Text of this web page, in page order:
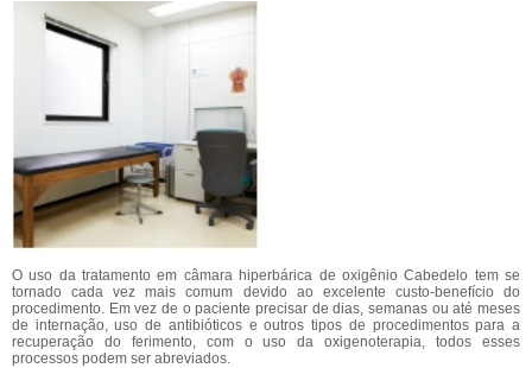
O uso da tratamento em câmara hiperbárica de oxigênio Cabedelo tem se
tornado cada vez mais comum devido ao excelente custo-benefício do
procedimento. Em vez de o paciente precisar de dias, semanas ou até meses
de internação, uso de antibióticos e outros tipos de procedimentos para a
recuperação do ferimento, com o uso da oxigenoterapia, todos esses
processos podem ser abreviados.